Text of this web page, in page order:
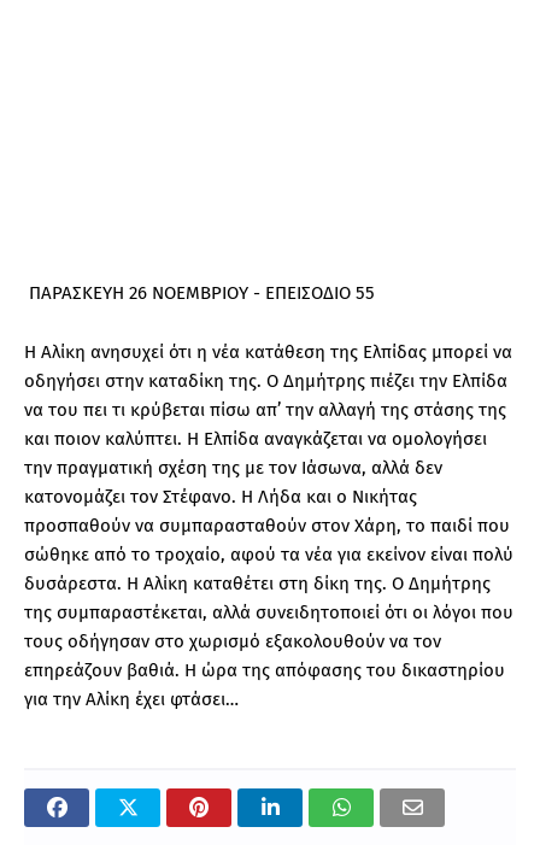
ΠΑΡΑΣΚΕΥΗ 26 ΝΟΕΜΒΡΙΟΥ - ΕΠΕΙΣΟΔΙΟ 55
Η Αλίκη ανησυχεί ότι η νέα κατάθεση της Ελπίδας μπορεί να
οδηγήσει στην καταδίκη της. Ο Δημήτρης πιέζει την Ελπίδα
να του πει τι κρύβεται πίσω απ’ την αλλαγή της στάσης της
και ποιον καλύπτει. Η Ελπίδα αναγκάζεται να ομολογήσει
την πραγματική σχέση της με τον Ιάσωνα, αλλά δεν
κατονομάζει τον Στέφανο. Η Λήδα και ο Νικήτας
προσπαθούν να συμπαρασταθούν στον Χάρη, το παιδί που
σώθηκε από το τροχαίο, αφού τα νέα για εκείνον είναι πολύ
δυσάρεστα. Η Αλίκη καταθέτει στη δίκη της. Ο Δημήτρης
της συμπαραστέκεται, αλλά συνειδητοποιεί ότι οι λόγοι που
τους οδήγησαν στο χωρισμό εξακολουθούν να τον
επηρεάζουν βαθιά. Η ώρα της απόφασης του δικαστηρίου
για την Αλίκη έχει φτάσει…